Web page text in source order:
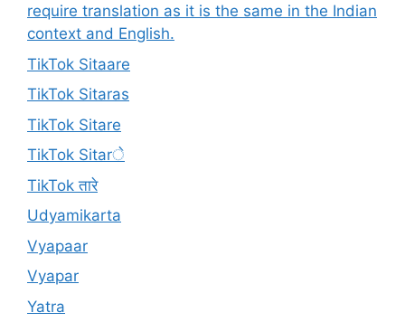
require translation as it is the same in the Indian
context and English.
TikTok Sitaare
TikTok Sitaras
TikTok Sitare
TikTok Sitarे
TikTok तारे
Udyamikarta
Vyapaar
Vyapar
Yatra